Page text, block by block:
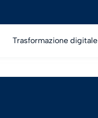
Trasformazione digitale